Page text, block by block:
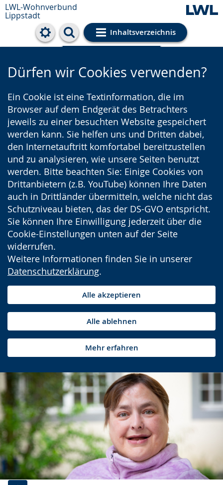
LWL-Wohnverbund
Lippstadt
Inhaltsverzeichnis
Cookie-Einstellungen
Dürfen wir Cookies verwenden?
Ein Cookie ist eine Textinformation, die im
Browser auf dem Endgerät des Betrachters
jeweils zu einer besuchten Website gespeichert
werden kann. Sie helfen uns und Dritten dabei,
den Internetauftritt komfortabel bereitzustellen
und zu analysieren, wie unsere Seiten benutzt
werden. Bitte beachten Sie: Einige Cookies von
Drittanbietern (z.B. YouTube) können Ihre Daten
auch in Drittländer übermitteln, welche nicht das
Schutzniveau bieten, das der DS-GVO entspricht.
Sie können Ihre Einwilligung jederzeit über die
Cookie-Einstellungen unten auf der Seite
widerrufen.
Weitere Informationen finden Sie in unserer
Datenschutzerklärung.
Alle akzeptieren
Alle ablehnen
Mehr erfahren